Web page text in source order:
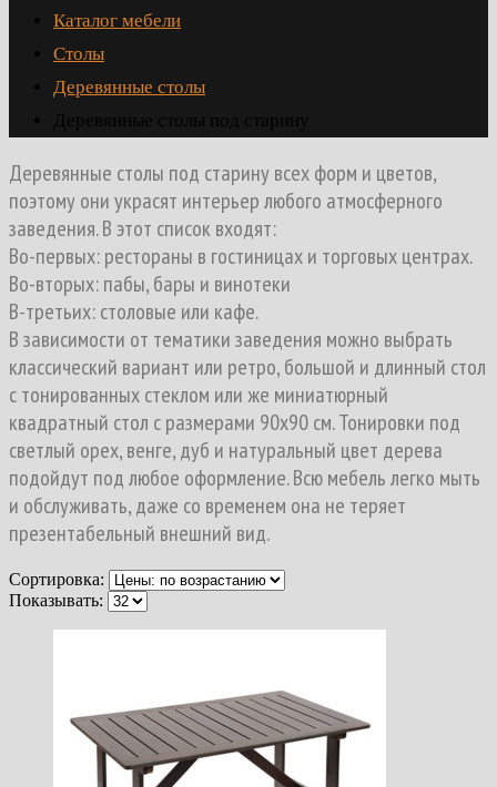
Каталог мебели
Столы
Деревянные столы
Деревянные столы под старину всех форм и цветов,
поэтому они украсят интерьер любого атмосферного
заведения. В этот список входят:
Во-первых: рестораны в гостиницах и торговых центрах.
Во-вторых: пабы, бары и винотеки
В-третьих: столовые или кафе.
В зависимости от тематики заведения можно выбрать
классический вариант или ретро, большой и длинный стол
с тонированных стеклом или же миниатюрный
квадратный стол с размерами 90х90 см. Тонировки под
светлый орех, венге, дуб и натуральный цвет дерева
подойдут под любое оформление. Всю мебель легко мыть
и обслуживать, даже со временем она не теряет
презентабельный внешний вид.
Сортировка:
Показывать: